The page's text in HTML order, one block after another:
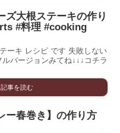
ズ大根ステーキの作り
#料理 #cooking
ーキ レシピ です 失敗しない
バージョンみてね↓↓↓コチラ
記事を読む
ー春巻き】の作り方